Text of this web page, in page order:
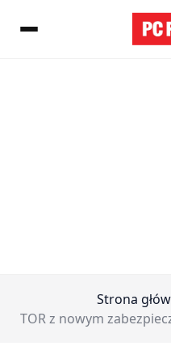
Strona
TOR z nowym